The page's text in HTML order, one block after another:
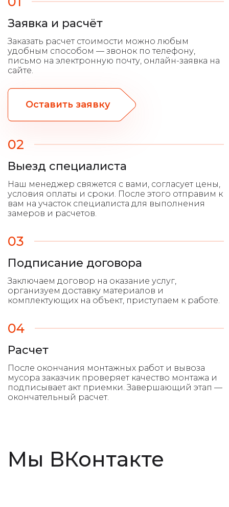
Заявка и расчёт
Оставить заявку
02
Выезд специалиста
03
Подписание договора
04
Расчет
Мы ВКонтакте